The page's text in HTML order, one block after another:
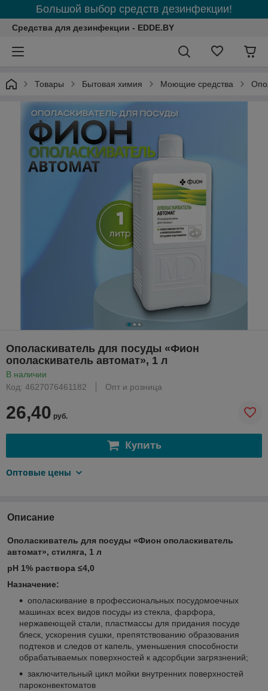
Большой выбор средств дезинфекции!
Средства для дезинфекции - EDDE.BY
Товары Бытовая химия Моющие средства
Ополаскиватель для посуды «Фион
ополаскиватель автомат», 1 л
В наличии
Код: 4627076461182
Опт и розница
26,40 руб.
Купить
Оптовые цены
Описание
Ополаскиватель для посуды «Фион ополаскиватель
автомат», стиляга, 1 л
рН 1% раствора ≤4,0
Назначение:
ополаскивание в профессиональных посудомоечных
машинах всех видов посуды из стекла, фарфора,
нержавеющей стали, пластмассы для придания посуде
блеск, ускорения сушки, препятствованию образования
подтеков и следов от капель, уменьшения способности
обрабатываемых поверхностей к адсорбции загрязнений;
заключительный цикл мойки внутренних поверхностей
пароконвектоматов